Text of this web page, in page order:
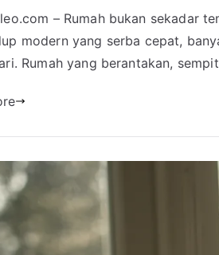
– Rumah bukan sekadar
modern yang serba cepat,
Rumah yang berantakan,